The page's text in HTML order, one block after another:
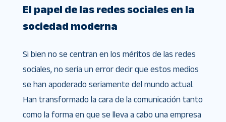
El papel de las redes sociales en la
sociedad moderna
Si bien no se centran en los méritos de las redes
sociales, no sería un error decir que estos medios
se han apoderado seriamente del mundo actual.
Han transformado la cara de la comunicación tanto
como la forma en que se lleva a cabo una empresa